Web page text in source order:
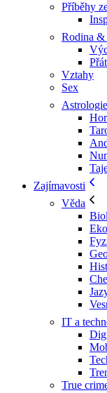
Příběhy
Rodina &
Vztahy
Sex
Astrologie
Zajímavosti
Věda
IT a
True